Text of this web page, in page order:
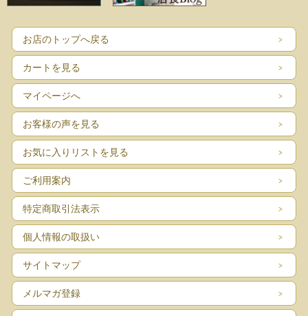
お店のトップへ戻る
カートを見る
マイページへ
お客様の声を見る
お気に入りリストを見る
ご利用案内
特定商取引法表示
個人情報の取扱い
サイトマップ
メルマガ登録